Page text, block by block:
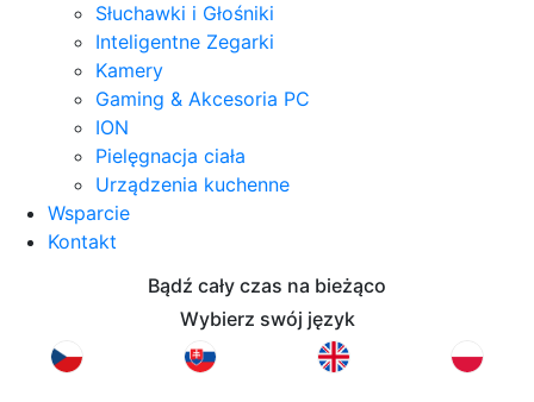
Słuchawki i Głośniki
Inteligentne Zegarki
Kamery
Gaming & Akcesoria PC
ION
Pielęgnacja ciała
Urządzenia kuchenne
Wsparcie
Kontakt
Bądź cały czas na bieżąco
Wybierz swój język